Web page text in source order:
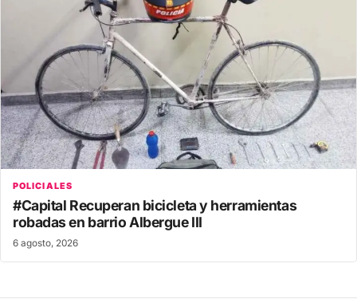
POLICIALES
#Capital Recuperan bicicleta y herramientas
robadas en barrio Albergue III
6 agosto, 2026